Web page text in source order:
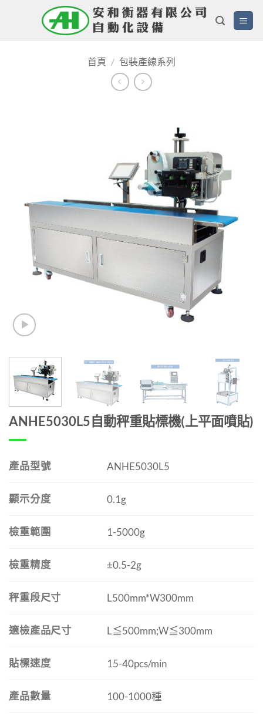
首頁 / 包裝產線系列
ANHE5030L5自動秤重貼標機(上平面噴貼)
產品型號 ANHE5030L5
顯示分度 0.1g
檢重範圍 1-5000g
檢重精度 ±0.5-2g
秤重段尺寸 L500mm*W300mm
適檢產品尺寸 L≦500mm;W≦300mm
貼標速度 15-40pcs/min
產品數量 100-1000種